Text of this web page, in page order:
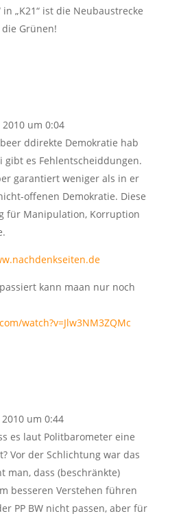
in „K21“ ist die Neubaustrecke
Grünen!
um 0:04
ddirekte Demokratie hab
gibt es Fehlentscheiddungen.
garantiert weniger als in er
offenen Demokratie. Diese
für Manipulation, Korruption
kann maan nur noch
watch?v=Jlw3NM3ZQMc
um 0:44
es laut Politbarometer eine
Vor der Schlichtung war das
man, dass (beschränkte)
besseren Verstehen führen
PP BW nicht passen, aber für